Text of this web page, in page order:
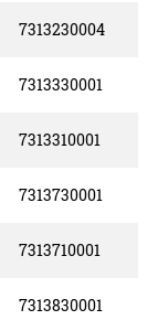
7313230004
7313330001
7313310001
7313730001
7313710001
7313830001